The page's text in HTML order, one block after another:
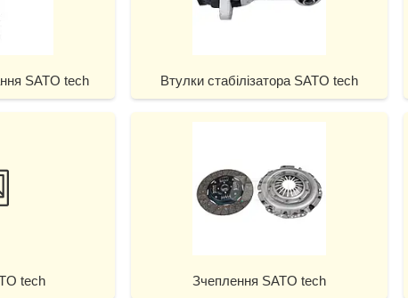
SATO tech Втулки стабілізатора SATO tech
tech Зчеплення SATO tech